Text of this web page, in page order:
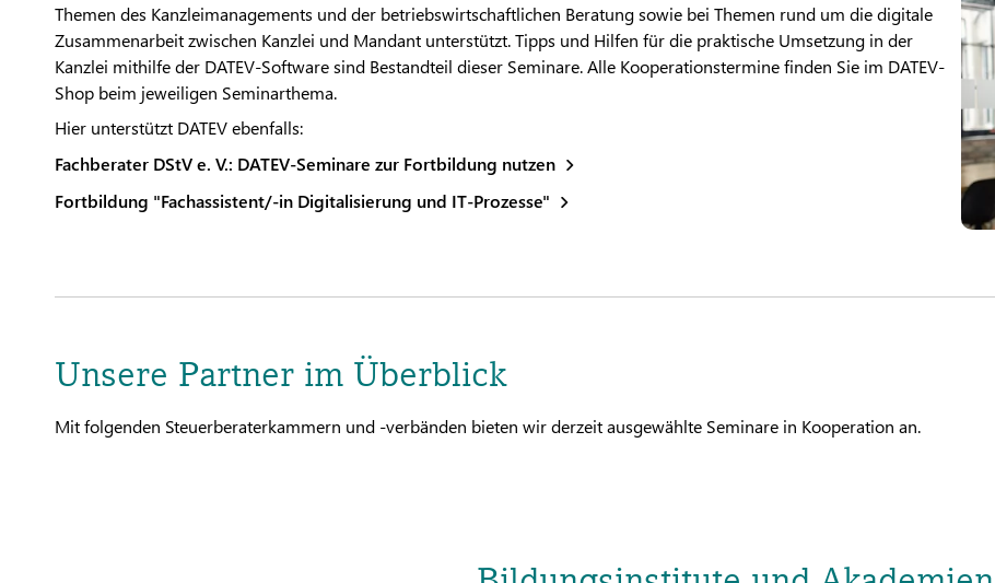
Themen des Kanzleimanagements und der betriebswirtschaftlichen Beratung sowie bei Themen rund um die digitale
Zusammenarbeit zwischen Kanzlei und Mandant unterstützt. Tipps und Hilfen für die praktische Umsetzung in der
Kanzlei mithilfe der DATEV-Software sind Bestandteil dieser Seminare. Alle Kooperationstermine finden Sie im DATEV-
Shop beim jeweiligen Seminarthema.
Hier unterstützt DATEV ebenfalls:
Fachberater DStV e. V.: DATEV-Seminare zur Fortbildung nutzen
Fortbildung "Fachassistent/-in Digitalisierung und IT-Prozesse"
Unsere Partner im Überblick
Mit folgenden Steuerberaterkammern und -verbänden bieten wir derzeit ausgewählte Seminare in Kooperation an.